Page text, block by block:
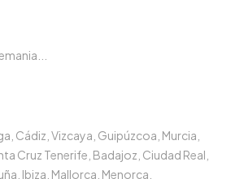
Cádiz, Vizcaya, Guipúzcoa, Murcia,
Cruz Tenerife, Badajoz, Ciudad Real,
Ibiza, Mallorca, Menorca.